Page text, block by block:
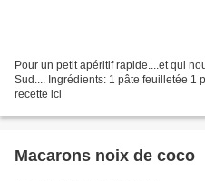
Pour un petit apéritif rapide....et qui
Sud.... Ingrédients: 1 pâte feuilletée 1
recette ici
Macarons noix de coco